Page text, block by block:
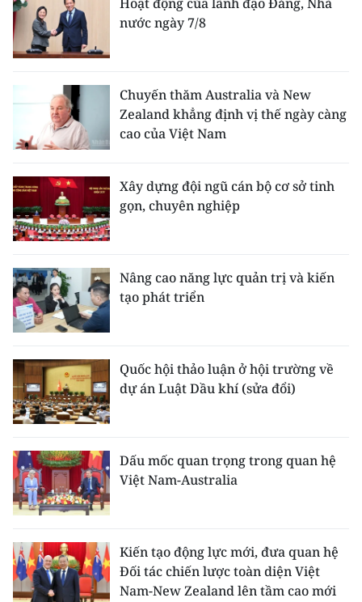
ENGLISH
中文
FRANÇAIS
РУССКИЙ
한국어
nước ngày 7/8
Chuyến thăm Australia và New
Zealand khẳng định vị thế ngày càng
cao của Việt Nam
Xây dựng đội ngũ cán bộ cơ sở tinh
gọn, chuyên nghiệp
Nâng cao năng lực quản trị và kiến
tạo phát triển
Quốc hội thảo luận ở hội trường về
dự án Luật Dầu khí (sửa đổi)
Dấu mốc quan trọng trong quan hệ
Việt Nam-Australia
Kiến tạo động lực mới, đưa quan hệ
Đối tác chiến lược toàn diện Việt
Nam-New Zealand lên tầm cao mới